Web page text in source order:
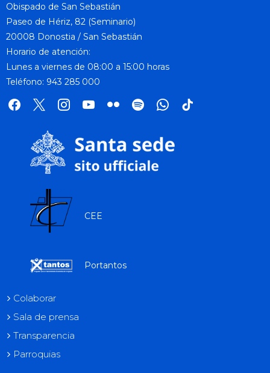
Obispado de San Sebastián
Paseo de Hériz, 82 (Seminario)
20008 Donostia / San Sebastián
Horario de atención:
Lunes a viernes de 08:00 a 15:00 horas
Teléfono: 943 285 000
facebook
x instagramyoutube
flickr spotifywhatsapp
tik
CEE
Portantos
Colaborar
Sala de prensa
Transparencia
Parroquias